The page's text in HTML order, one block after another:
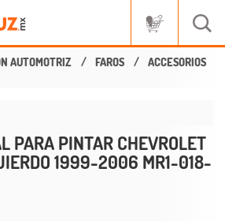
AUTOMOTRIZ FAROS ACCESORIOS
PARA PINTAR CHEVROLET
1999-2006 MR1-018-